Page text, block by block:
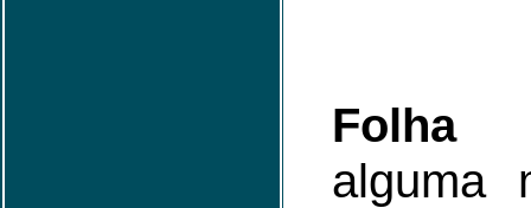
Folha-
alguma